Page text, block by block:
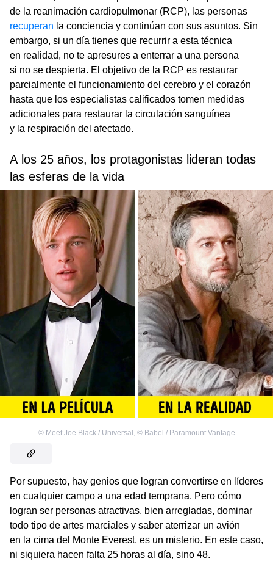
de la reanimación cardiopulmonar (RCP), las personas
recuperan la conciencia y continúan con sus asuntos. Sin
embargo, si un día tienes que recurrir a esta técnica
en realidad, no te apresures a enterrar a una persona
si no se despierta. El objetivo de la RCP es restaurar
parcialmente el funcionamiento del cerebro y el corazón
hasta que los especialistas calificados tomen medidas
adicionales para restaurar la circulación sanguínea
y la respiración del afectado.
A los 25 años, los protagonistas lideran todas
las esferas de la vida
© Meet Joe Black / Universal , © Babel / Paramount Vantage
Por supuesto, hay genios que logran convertirse en líderes
en cualquier campo a una edad temprana. Pero cómo
logran ser personas atractivas, bien arregladas, dominar
todo tipo de artes marciales y saber aterrizar un avión
en la cima del Monte Everest, es un misterio. En este caso,
ni siquiera hacen falta 25 horas al día, sino 48.